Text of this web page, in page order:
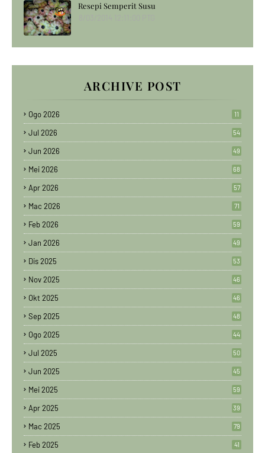
Resepi Semperit Susu
ARCHIVE POST
Ogo 2026 11
Jul 2026 54
Jun 2026 49
Mei 2026 68
Apr 2026 57
Mac 2026 71
Feb 2026 59
Jan 2026 49
Dis 2025 53
Nov 2025 46
Okt 2025 46
Sep 2025 48
Ogo 2025 44
Jul 2025 50
Jun 2025 45
Mei 2025 59
Apr 2025 39
Mac 2025 79
Feb 2025 41